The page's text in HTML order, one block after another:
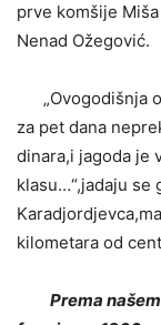
prve komšije
Nenad Ožegović.
„Ovogodišnja
za pet dana
dinara,i jagoda je
klasu…“,jadaju se
kilometara od
Prema